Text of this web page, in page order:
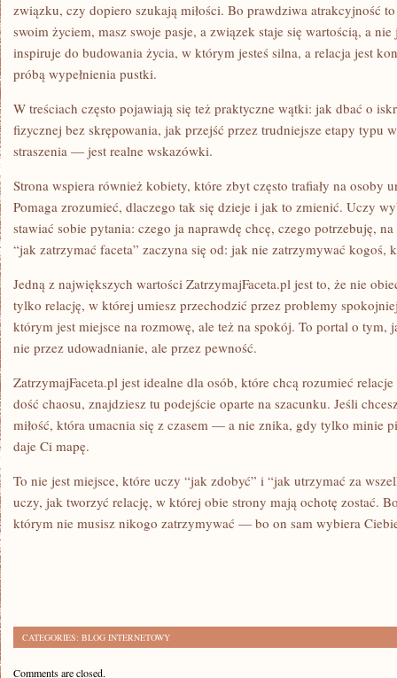
związku, czy dopiero szukają miłości. Bo prawdziwa atrakcyjność
swoim życiem, masz swoje pasje, a związek staje się wartością, a
inspiruje do budowania życia, w którym jesteś silna, a relacja jest
próbą wypełnienia pustki.
W treściach często pojawiają się też praktyczne wątki: jak dbać o
fizycznej bez skrępowania, jak przejść przez trudniejsze etapy typu
straszenia — jest realne wskazówki.
Strona wspiera również kobiety, które zbyt często trafiały na osoby
Pomaga zrozumieć, dlaczego tak się dzieje i jak to zmienić. Uczy
stawiać sobie pytania: czego ja naprawdę chcę, czego potrzebuję,
“jak zatrzymać faceta” zaczyna się od: jak nie zatrzymywać kogoś,
Jedną z największych wartości ZatrzymajFaceta.pl jest to, że nie
tylko relację, w której umiesz przechodzić przez problemy
którym jest miejsce na rozmowę, ale też na spokój. To portal o tym,
nie przez udowadnianie, ale przez pewność.
ZatrzymajFaceta.pl jest idealne dla osób, które chcą rozumieć
dość chaosu, znajdziesz tu podejście oparte na szacunku. Jeśli
miłość, która umacnia się z czasem — a nie znika, gdy tylko minie
daje Ci mapę.
To nie jest miejsce, które uczy “jak zdobyć” i “jak utrzymać za
uczy, jak tworzyć relację, w której obie strony mają ochotę zostać.
którym nie musisz nikogo zatrzymywać — bo on sam wybiera
CATEGORIES: BLOG INTERNETOWY
Comments are closed.